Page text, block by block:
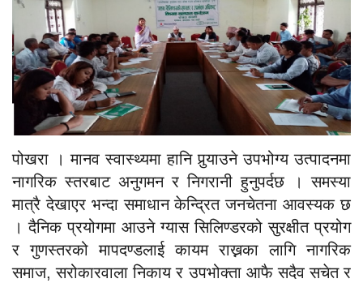
पोखरा । मानव स्वास्थ्यमा हानि पुर्‍याउने उपभोग्य उत्पादनमा
नागरिक स्तरबाट अनुगमन र निगरानी हुनुपर्दछ । समस्या
मात्रै देखाएर भन्दा समाधान केन्द्रित जनचेतना आवस्यक छ
। दैनिक प्रयोगमा आउने ग्यास सिलिण्डरको सुरक्षीत प्रयोग
र गुणस्तरको मापदण्डलाई कायम राख्नका लागि नागरिक
समाज, सरोकारवाला निकाय र उपभोक्ता आफै सदैव सचेत र